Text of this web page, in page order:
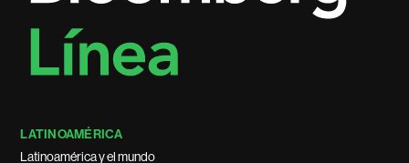
LATINOAMÉRICA
Latinoamérica y el mundo